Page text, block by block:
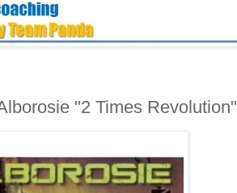
"2 Times Revolution"